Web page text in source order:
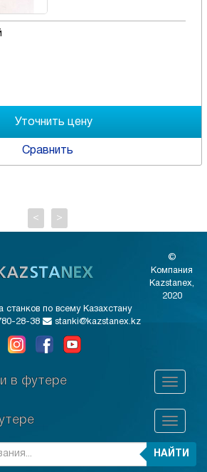
Сравнить
< >
©
Компания
Kazstanex,
2020
станков по всему Казахстану
28-38
stanki@kazstanex.kz
в футере
НАЙТИ